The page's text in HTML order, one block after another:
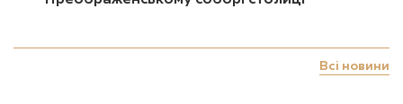
Всі новини